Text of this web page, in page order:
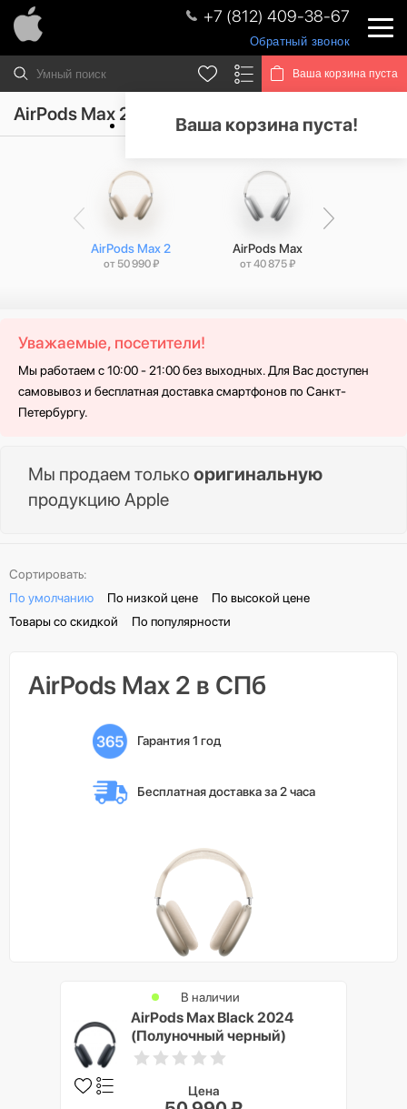
+7 (812) 409-38-67
Обратный звонок
Ваша корзина пуста
Ваша корзина пуста!
AirPods Max 2
AirPods Max 2
от 50 990 ₽
AirPods Max
от 40 875 ₽
Уважаемые, посетители!
Мы работаем с 10:00 - 21:00 без выходных. Для Вас доступен
самовывоз и бесплатная доставка смартфонов по Санкт-
Петербургу.
Мы продаем только оригинальную
продукцию Apple
Сортировать:
По умолчанию
По низкой цене
По высокой цене
Товары со скидкой
По популярности
AirPods Max 2 в СПб
Гарантия 1 год
Бесплатная доставка за 2 часа
AirPods Max Black 2024
(Полуночный черный)
В наличии
Цена